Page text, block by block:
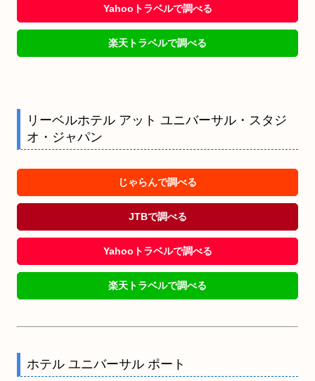
Yahooトラベルで調べる
楽天トラベルで調べる
リーベルホテル アット ユニバーサル・スタジ
オ・ジャパン
じゃらんで調べる
JTBで調べる
Yahooトラベルで調べる
楽天トラベルで調べる
ホテル ユニバーサル ポート